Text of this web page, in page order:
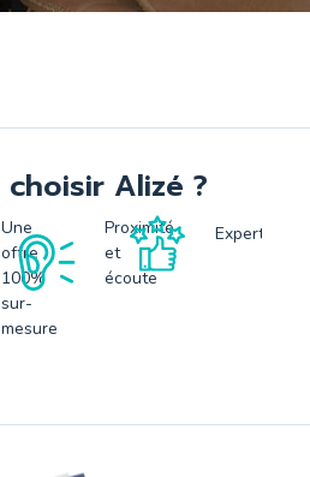
choisir Alizé ?
Une
offre
100%
sur-
mesure
Proximité
et
écoute
Expertise